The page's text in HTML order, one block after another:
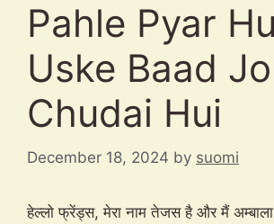
Pahle Pyar
Uske Baad
Chudai Hui
December 18, 2024 by suomi
हेल्लो फ्रेंड्स, मेरा नाम तेजस है और मैं अम्बाला